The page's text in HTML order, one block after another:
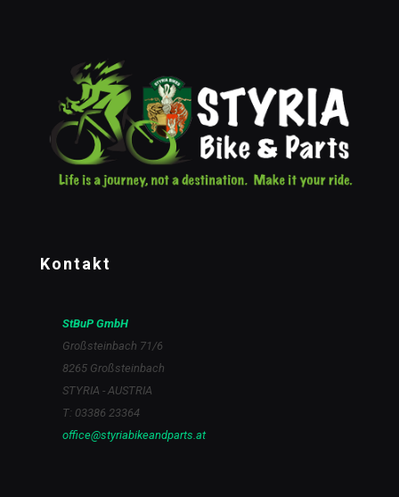
Kontakt
StBuP GmbH
Großsteinbach 71/6
8265 Großsteinbach
STYRIA - AUSTRIA
T: 03386 23364
office@styriabikeandparts.at